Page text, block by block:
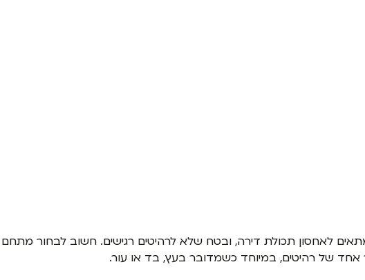
לאחסון תכולת דירה, ובטח שלא לרהיטים רגישים. חשוב לבחור מתחם
אחד של רהיטים, במיוחד כשמדובר בעץ, בד או עור.